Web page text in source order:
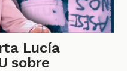
Lucía
sobre